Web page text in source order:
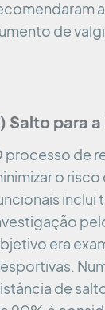
de
Salto para
processo de
o
inclui
era
de